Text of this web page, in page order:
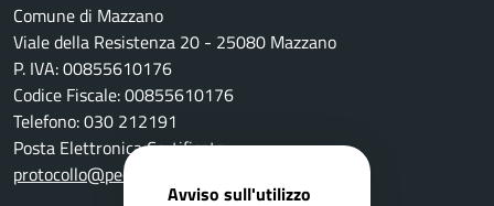
Comune di Mazzano
Viale della Resistenza 20 - 25080 Mazzano
P. IVA: 00855610176
Codice Fiscale: 00855610176
Telefono: 030 212191
Posta Elettronica Certificata:
protocollo@pec.comune.mazzano.bs.it
Avviso sull'utilizzo